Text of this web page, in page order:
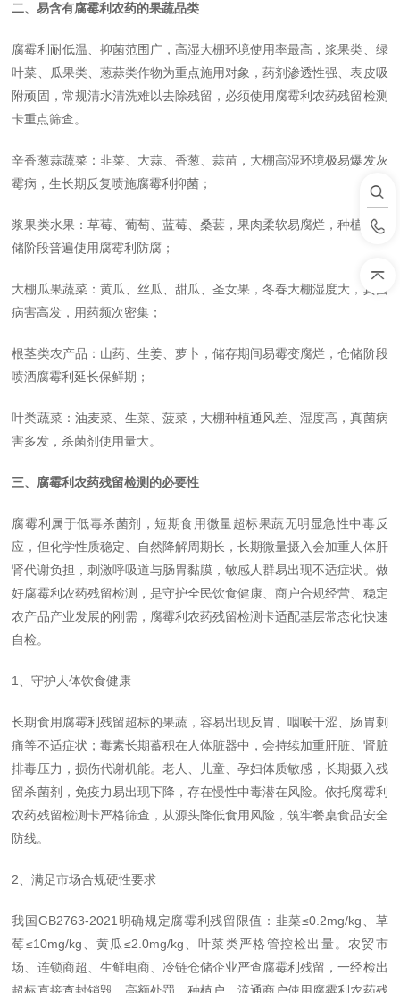
二、易含有腐霉利农药的果蔬品类
腐霉利耐低温、抑菌范围广，高湿大棚环境使用率最高，浆果类、绿
叶菜、瓜果类、葱蒜类作物为重点施用对象，药剂渗透性强、表皮吸
附顽固，常规清水清洗难以去除残留，必须使用腐霉利农药残留检测
卡重点筛查。
辛香葱蒜蔬菜：韭菜、大蒜、香葱、蒜苗，大棚高湿环境极易爆发灰
霉病，生长期反复喷施腐霉利抑菌；
浆果类水果：草莓、葡萄、蓝莓、桑葚，果肉柔软易腐烂，种植及仓
储阶段普遍使用腐霉利防腐；
大棚瓜果蔬菜：黄瓜、丝瓜、甜瓜、圣女果，冬春大棚湿度大，真菌
病害高发，用药频次密集；
根茎类农产品：山药、生姜、萝卜，储存期间易霉变腐烂，仓储阶段
喷洒腐霉利延长保鲜期；
叶类蔬菜：油麦菜、生菜、菠菜，大棚种植通风差、湿度高，真菌病
害多发，杀菌剂使用量大。
三、腐霉利农药残留检测的必要性
腐霉利属于低毒杀菌剂，短期食用微量超标果蔬无明显急性中毒反
应，但化学性质稳定、自然降解周期长，长期微量摄入会加重人体肝
肾代谢负担，刺激呼吸道与肠胃黏膜，敏感人群易出现不适症状。做
好腐霉利农药残留检测，是守护全民饮食健康、商户合规经营、稳定
农产品产业发展的刚需，腐霉利农药残留检测卡适配基层常态化快速
自检。
1、守护人体饮食健康
长期食用腐霉利残留超标的果蔬，容易出现反胃、咽喉干涩、肠胃刺
痛等不适症状；毒素长期蓄积在人体脏器中，会持续加重肝脏、肾脏
排毒压力，损伤代谢机能。老人、儿童、孕妇体质敏感，长期摄入残
留杀菌剂，免疫力易出现下降，存在慢性中毒潜在风险。依托腐霉利
农药残留检测卡严格筛查，从源头降低食用风险，筑牢餐桌食品安全
防线。
2、满足市场合规硬性要求
我国GB2763-2021明确规定腐霉利残留限值：韭菜≤0.2mg/kg、草
莓≤10mg/kg、黄瓜≤2.0mg/kg、叶菜类严格管控检出量。农贸市
场、连锁商超、生鲜电商、冷链仓储企业严查腐霉利残留，一经检出